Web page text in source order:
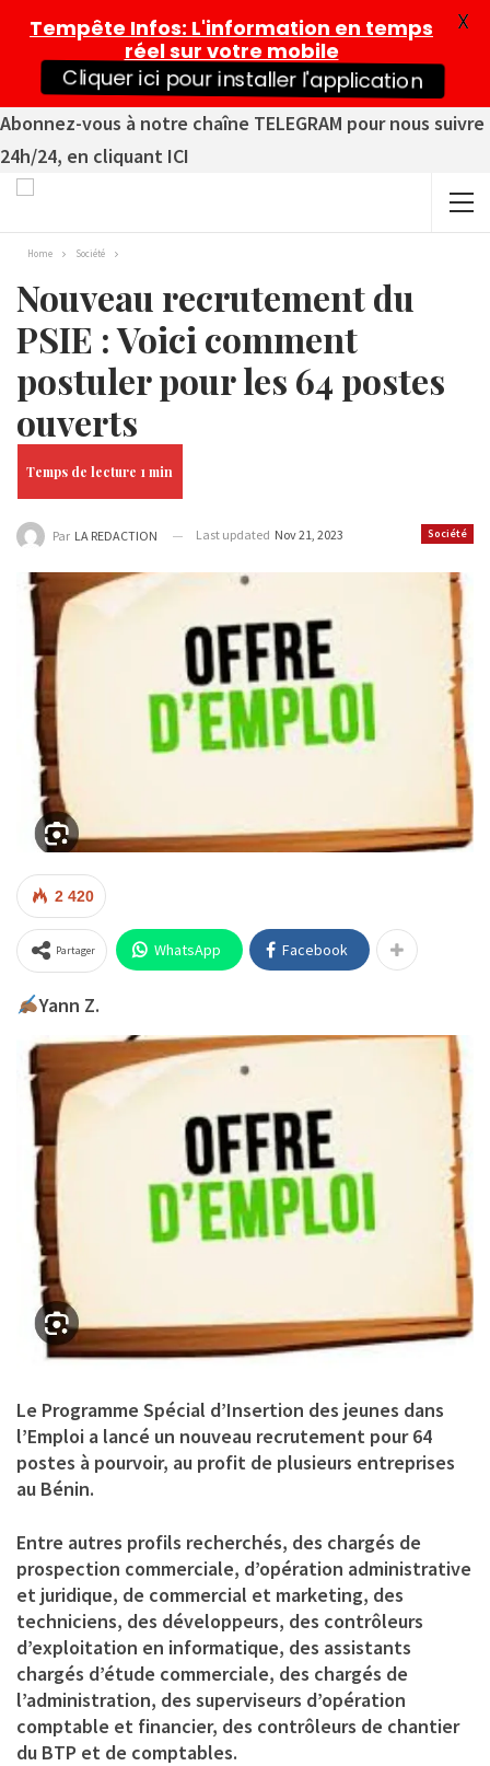
Abonnez-vous à notre chaîne TELEGRAM pour nous suivre
24h/24, en cliquant ICI
Home Société
Nouveau recrutement du
PSIE : Voici comment
postuler pour les 64 postes
ouverts
Société
Par LA REDACTION Last updated Nov 21, 2023
2 420
Partager WhatsApp Facebook
Yann Z.
Le Programme Spécial d’Insertion des jeunes dans
l’Emploi a lancé un nouveau recrutement pour 64
postes à pourvoir, au profit de plusieurs entreprises
au Bénin.
Entre autres profils recherchés, des chargés de
prospection commerciale, d’opération administrative
et juridique, de commercial et marketing, des
techniciens, des développeurs, des contrôleurs
d’exploitation en informatique, des assistants
chargés d’étude commerciale, des chargés de
l’administration, des superviseurs d’opération
comptable et financier, des contrôleurs de chantier
du BTP et de comptables.
Tempête Infos: L'information en temps
réel sur votre mobile
Cliquer ici pour installer l'application
X